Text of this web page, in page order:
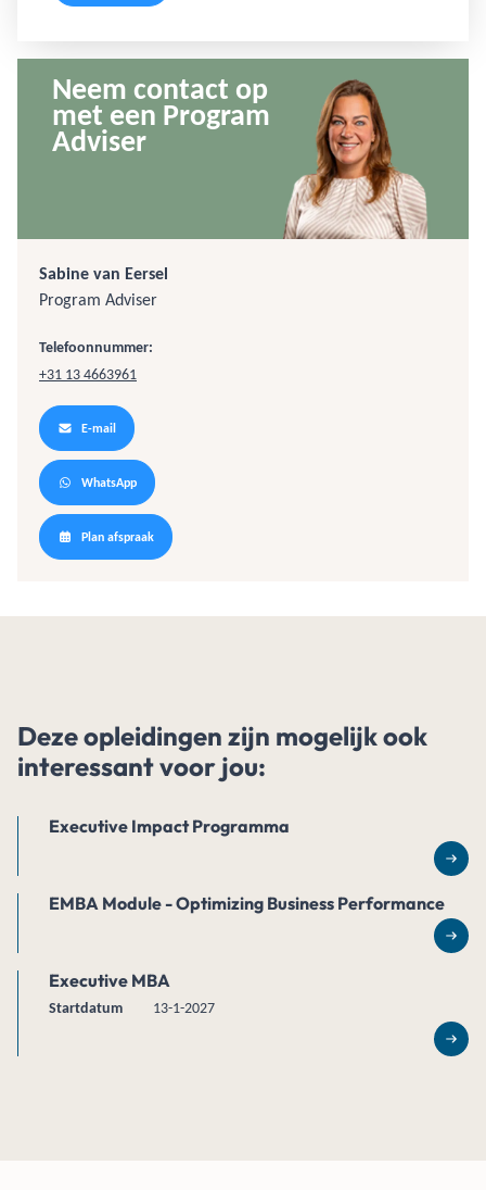
Neem contact op
met een Program
Adviser
Sabine van Eersel
Program Adviser
Telefoonnummer:
+31 13 4663961
E-mail
WhatsApp
Plan afspraak
Deze opleidingen zijn mogelijk ook
interessant voor jou:
Executive Impact Programma
EMBA Module - Optimizing Business Performance
Executive MBA
Startdatum 13-1-2027